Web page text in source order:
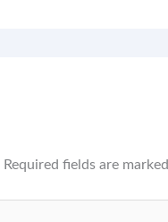
Required fields are marked